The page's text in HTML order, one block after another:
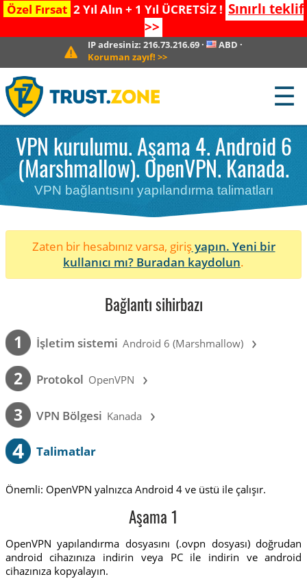
Özel Fırsat 2 Yıl Alın + 1 Yıl ÜCRETSİZ ! Sınırlı teklif
>>
IP adresiniz: 216.73.216.69· ABD ·
Koruman zayıf! >>
☰
VPN kurulumu. Aşama 4. Android 6
(Marshmallow). OpenVPN. Kanada.
VPN bağlantısını yapılandırma talimatları
Zaten bir hesabınız varsa, girişyapın. Yeni bir
kullanıcı mı? Buradan kaydolun.
Bağlantı sihirbazı
1 İşletim sistemi Android 6 (Marshmallow) ›
2 Protokol OpenVPN ›
3 VPN Bölgesi Kanada ›
4 Talimatlar
Önemli: OpenVPN yalnızca Android 4 ve üstü ile çalışır.
Aşama 1
OpenVPN yapılandırma dosyasını (.ovpn dosyası) doğrudan
android cihazınıza indirin veya PC ile indirin ve android
cihazınıza kopyalayın.